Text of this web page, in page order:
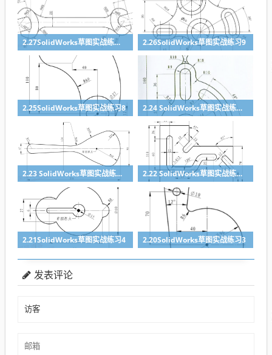
2.27SolidWorks草图实战练习10 2.26SolidWorks草图实战练习9
2.25SolidWorks草图实战练习8 2.24 SolidWorks草图实战练习7
2.23 SolidWorks草图实战练习6 2.22 SolidWorks草图实战练习5
2.21SolidWorks草图实战练习4 2.20SolidWorks草图实战练习3
发表评论